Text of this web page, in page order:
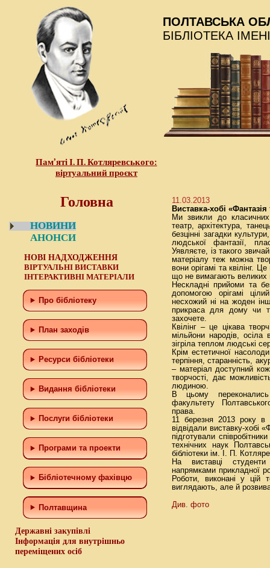
Пам’яті І. П. Котляревського:
віртуальний проєкт
ПОЛТАВСЬКА
БІБЛІОТЕКА
Головна
НОВИНИ
АНОНСИ
НОВІ НАДХОДЖЕННЯ
ВІРТУАЛЬНІ ВИСТАВКИ
ІНТЕРАКТИВНІ МАТЕРІАЛИ
Про бібліотеку
План заходів
Ресурси бібліотеки
Видання бібліотеки
Послуги бібліотеки
Програми та проекти
Бiблiотечному фахiвцю
Полтавщина
Державні закупівлі
Інформація для внутрішньо
переміщених осіб
11.03.2013
Виставка-хобі
Ми звикли до
театр, архітектура,
безцінні загадки
людської фантазії,
Уявляєте, із такого
матеріалу теж можна
вони орігамі та квілінг.
що не вимагають великих
Нескладні прийоми та
допомогою орігамі
несхожий ні на жоден
прикраса для дому чи
захочете.
Квілінг – це цікава
мільйони народів, осіла
зігріла теплом людські
Крім естетичної
терпіння, старанність,
– матеріал доступний
творчості, дає
людиною.
В цьому
факультету
права.
11 березня 2013 року в
відвідали виставку-хобі
підготували
технічних наук
бібліотеки ім. І. П.
На виставці студенти
напрямками прикладної
Роботи, виконані у цій
виглядають, але й
Див. фото